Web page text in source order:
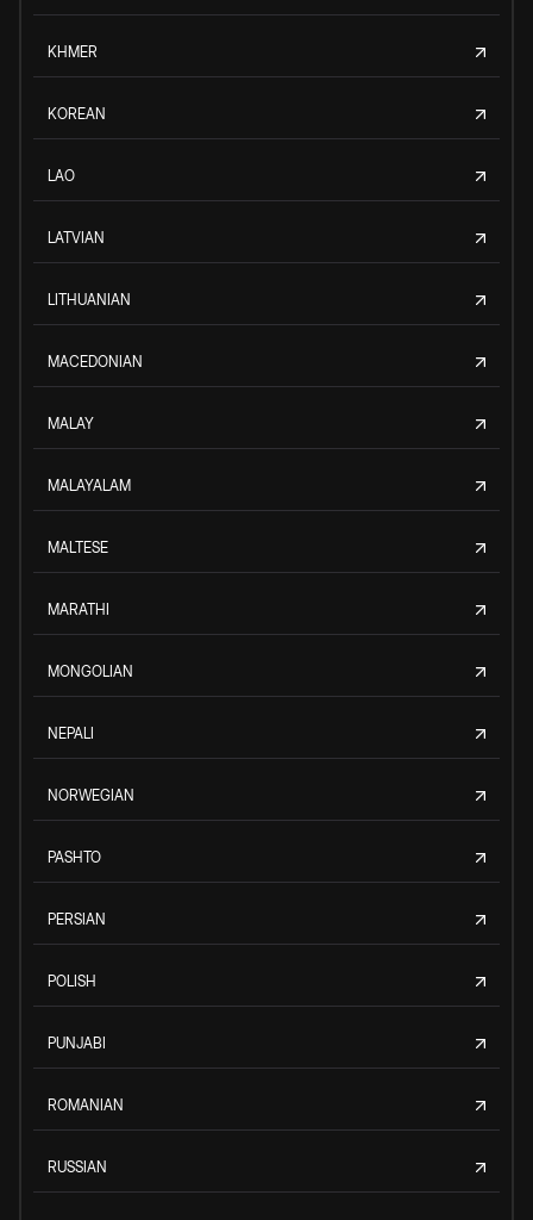
KHMER
KOREAN
LAO
LATVIAN
LITHUANIAN
MACEDONIAN
MALAY
MALAYALAM
MALTESE
MARATHI
MONGOLIAN
NEPALI
NORWEGIAN
PASHTO
PERSIAN
POLISH
PUNJABI
ROMANIAN
RUSSIAN